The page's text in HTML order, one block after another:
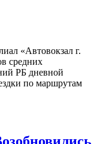
«Автовокзал г.
средних
РБ дневной
по маршрутам